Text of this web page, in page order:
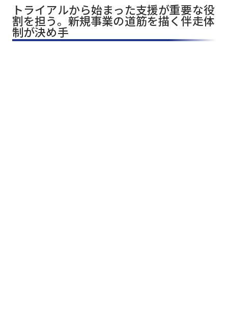
トライアルから始まった支援が重要な役
割を担う。新規事業の道筋を描く伴走体
制が決め手